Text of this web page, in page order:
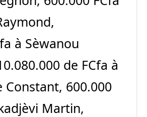
à Sèwanou
de FCfa à
Constant, 600.000
Martin,